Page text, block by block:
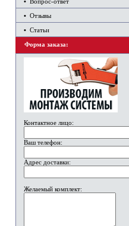
• Отзывы
• Статьи
Форма заказа:
Контактное лицо:
Ваш телефон:
Адрес доставки:
Желаемый комплект: